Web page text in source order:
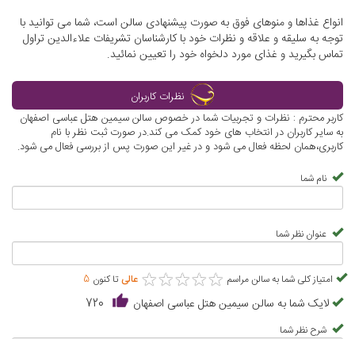
انواع غذاها و منوهای فوق به صورت پیشنهادی سالن است، شما می توانید با
توجه به سلیقه و علاقه و نظرات خود با کارشناسان تشریفات علاءالدین تراول
تماس بگیرید و غذای مورد دلخواه خود را تعیین نمائید.
نظرات کاربران
کاربر محترم : نظرات و تجربیات شما در خصوص سالن سیمین هتل عباسی اصفهان
به سایر کاربران در انتخاب های خود کمک می کند.در صورت ثبت نظر با نام
کاربری،همان لحظه فعال می شود و در غیر این صورت پس از بررسی فعال می شود.
نام شما
عنوان نظر شما
امتیاز کلی شما به سالن مراسم ★★★★★
★★★★★ عالی تا کنون 5
لایک شما به سالن سیمین هتل عباسی اصفهان 720
شرح نظر شما